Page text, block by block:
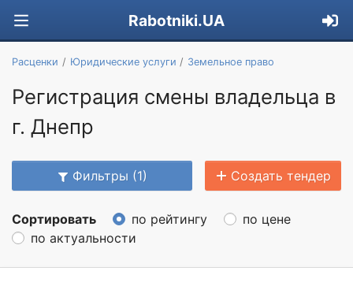
Rabotniki.UA
Расценки Юридические услуги Земельное право
Регистрация смены владельца в
г. Днепр
Фильтры (1) Создать тендер
Сортировать по рейтингу
по цене
по актуальности